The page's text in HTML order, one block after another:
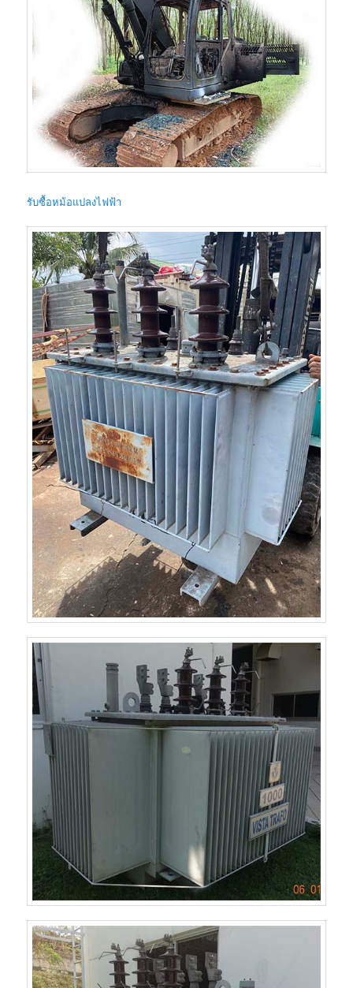
รับซื้อหม้อแปลงไฟฟ้า